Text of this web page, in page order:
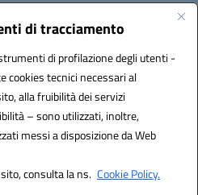
di tracciamento
di profilazione degli utenti -
cookies tecnici necessari al
alla fruibilità dei servizi
– sono utilizzati, inoltre,
messi a disposizione da Web
consulta la ns. Cookie Policy.
(IPA): istsc_saic857007
by 3D Solution S.r.l.
by Designers Italia